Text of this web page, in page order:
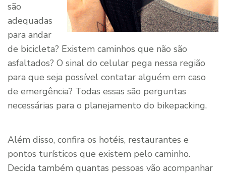
são
adequadas
para andar
de bicicleta? Existem caminhos que não são
asfaltados? O sinal do celular pega nessa região
para que seja possível contatar alguém em caso
de emergência? Todas essas são perguntas
necessárias para o planejamento do bikepacking.
Além disso, confira os hotéis, restaurantes e
pontos turísticos que existem pelo caminho.
Decida também quantas pessoas vão acompanhar